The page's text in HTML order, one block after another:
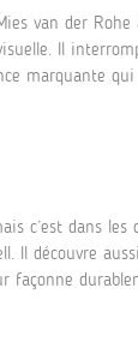
van der Rohe
Il
marquante qui
c’est dans les
Il découvre aussi
façonne